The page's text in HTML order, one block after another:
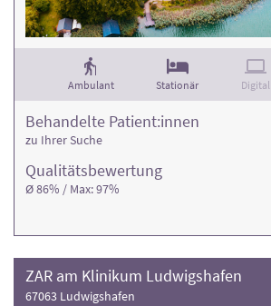
Ambulant Stationär Digital
Qualitäts­bewertung
Ø 86% / Max: 97%
Behandelte Patient:innen
zu Ihrer Suche
ZAR am Klinikum Ludwigshafen
67063 Ludwigshafen